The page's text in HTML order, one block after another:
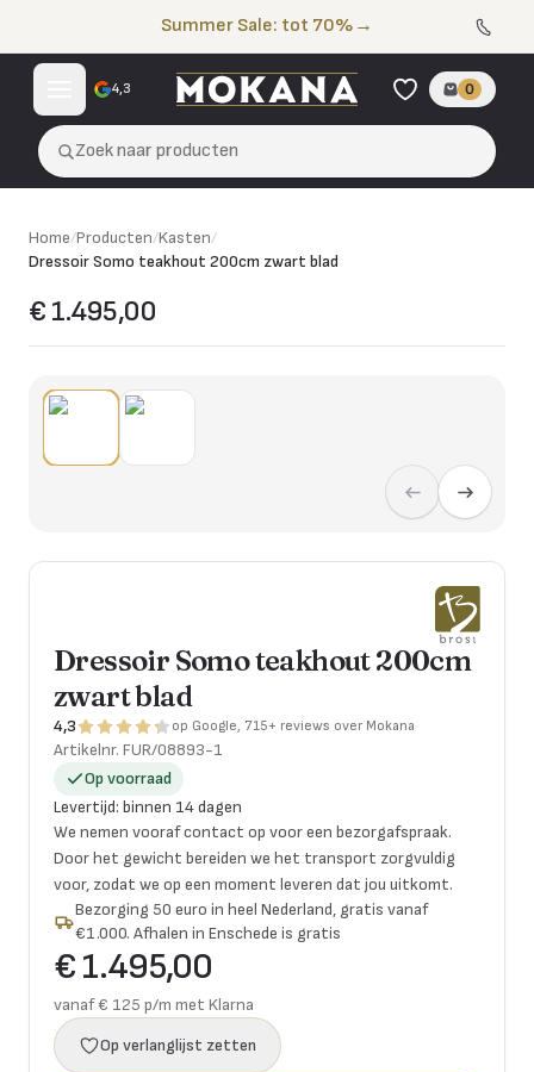
Summer Sale: tot 70% →
4,3 0
Zoek naar producten
Home/Producten/Kasten/
Dressoir Somo teakhout 200cm zwart blad
€ 1.495,00
Dressoir Somo teakhout 200cm
zwart blad
4,3 op Google, 715+ reviews over Mokana
Artikelnr. FUR/08893-1
Op voorraad
Levertijd: binnen 14 dagen
We nemen vooraf contact op voor een bezorgafspraak.
Door het gewicht bereiden we het transport zorgvuldig
voor, zodat we op een moment leveren dat jou uitkomt.
Bezorging 50 euro in heel Nederland, gratis vanaf
€1.000. Afhalen in Enschede is gratis
€ 1.495,00
vanaf € 125 p/m met Klarna
Op verlanglijst zetten